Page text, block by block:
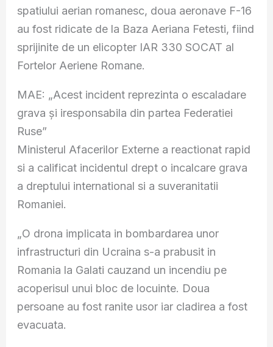
spatiului aerian romanesc, doua aeronave F-16
au fost ridicate de la Baza Aeriana Fetesti, fiind
sprijinite de un elicopter IAR 330 SOCAT al
Fortelor Aeriene Romane.
MAE: „Acest incident reprezinta o escaladare
grava şi iresponsabila din partea Federatiei
Ruse”
Ministerul Afacerilor Externe a reactionat rapid
si a calificat incidentul drept o incalcare grava
a dreptului international si a suveranitatii
Romaniei.
„O drona implicata in bombardarea unor
infrastructuri din Ucraina s-a prabusit in
Romania la Galati cauzand un incendiu pe
acoperisul unui bloc de locuinte. Doua
persoane au fost ranite usor iar cladirea a fost
evacuata.